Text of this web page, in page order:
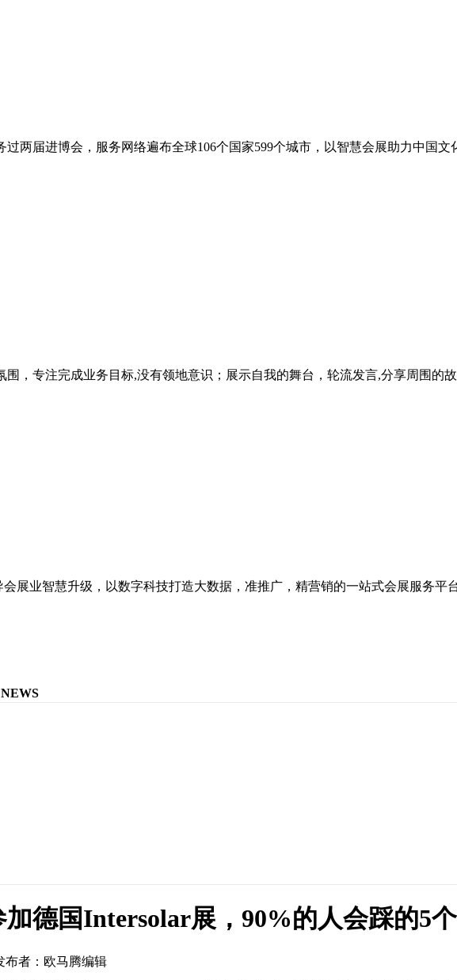
两届进博会，服务网络遍布全球106个国家599个城市，以智慧会展助力中国文
，专注完成业务目标,没有领地意识；展示自我的舞台，轮流发言,分享周围的故
展业智慧升级，以数字科技打造大数据，准推广，精营销的一站式会展服务平
NEWS
德国Intersolar展，90%的人会踩的5
者：欧马腾编辑